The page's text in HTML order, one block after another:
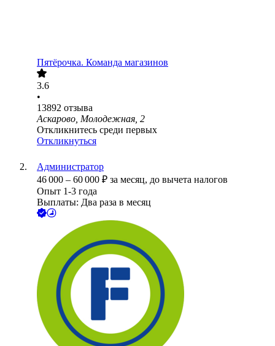
Пятёрочка. Команда магазинов
3.6
•
13892 отзыва
Аскарово, Молодежная, 2
Откликнитесь среди первых
Откликнуться
Администратор
46 000 – 60 000 ₽ за месяц, до вычета налогов
Опыт 1-3 года
Выплаты: Два раза в месяц